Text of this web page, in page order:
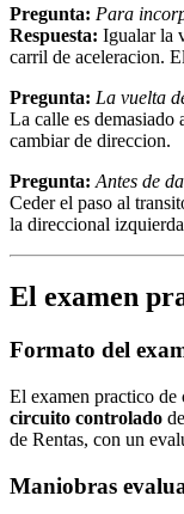
Pregunta: Para
Respuesta: Igualar la
carril de aceleracion.
Pregunta: La vuelta
La calle es demasiado
cambiar de direccion.
Pregunta: Antes de
Ceder el paso al
la direccional
El examen
Formato del
El examen practico
circuito controlado
de Rentas, con un
Maniobras